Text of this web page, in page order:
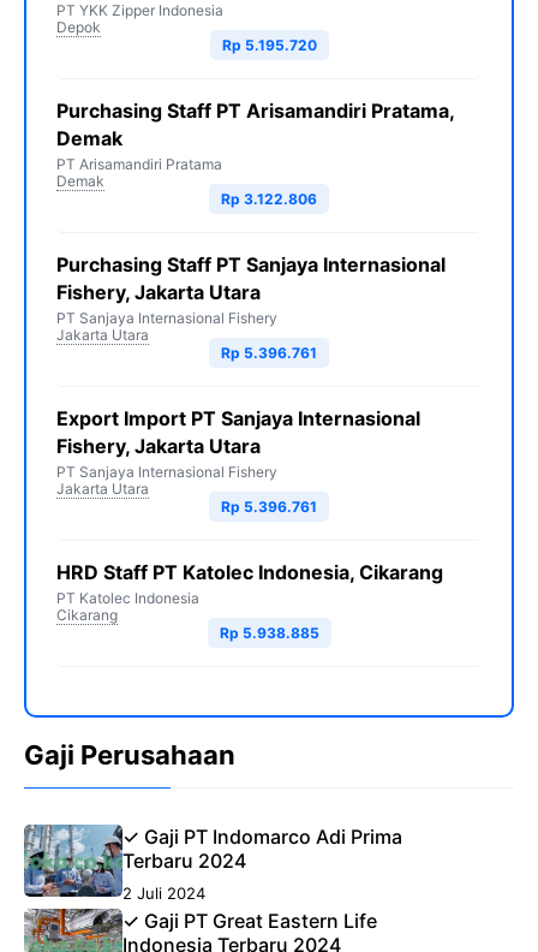
PT YKK Zipper Indonesia
Depok
Rp 5.195.720
Purchasing Staff PT Arisamandiri Pratama,
Demak
PT Arisamandiri Pratama
Demak
Rp 3.122.806
Purchasing Staff PT Sanjaya Internasional
Fishery, Jakarta Utara
PT Sanjaya Internasional Fishery
Jakarta Utara
Rp 5.396.761
Export Import PT Sanjaya Internasional
Fishery, Jakarta Utara
PT Sanjaya Internasional Fishery
Jakarta Utara
Rp 5.396.761
HRD Staff PT Katolec Indonesia, Cikarang
PT Katolec Indonesia
Cikarang
Rp 5.938.885
Gaji Perusahaan
✓ Gaji PT Indomarco Adi Prima
Terbaru 2024
2 Juli 2024
✓ Gaji PT Great Eastern Life
Indonesia Terbaru 2024